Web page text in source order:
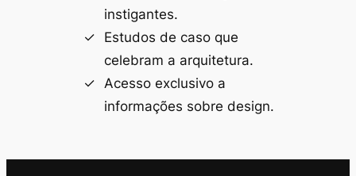
instigantes.
Estudos de caso que
celebram a arquitetura.
Acesso exclusivo a
informações sobre design.